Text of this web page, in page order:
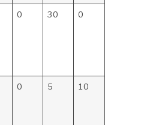
0 30 0
0 5 10